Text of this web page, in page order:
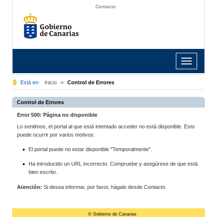
Contacto
Toggle
navigation
Está en: Inicio > Control de Errores
Control de Errores
Error 500: Página no disponible
Lo sentimos, el portal al que está intentado acceder no está disponible. Esto
puede ocurrir por varios motivos:
El portal puede no estar disponible "Temporalmente".
Ha introducido un URL incorrecto. Compruebe y asegúrese de que está
bien escrito.
Atención: Si desea informar, por favor, hágalo desde Contacto.
© Gobierno de Canarias